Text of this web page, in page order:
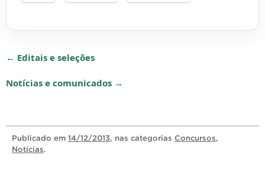
← Editais e seleções
Notícias e comunicados →
Publicado em 14/12/2013, nas categorias Concursos,
Notícias.